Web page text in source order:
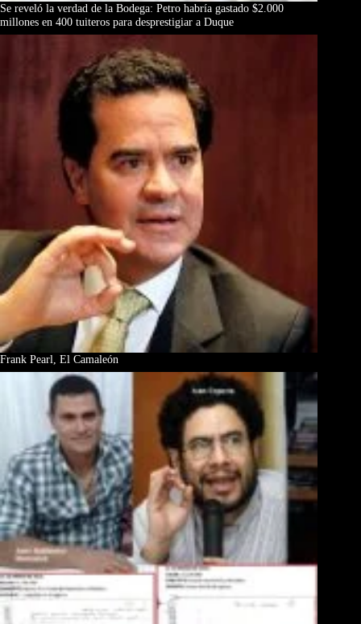
Se reveló la verdad de la Bodega: Petro habría gastado $2.000
millones en 400 tuiteros para desprestigiar a Duque
Frank Pearl, El Camaleón